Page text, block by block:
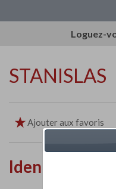
Loguez-
STANISLAS
Ajouter aux favoris
Identité de